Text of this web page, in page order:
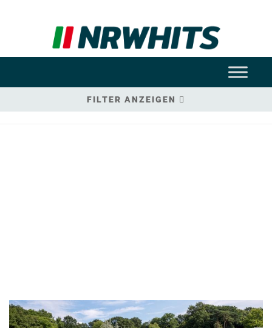
FILTER ANZEIGEN